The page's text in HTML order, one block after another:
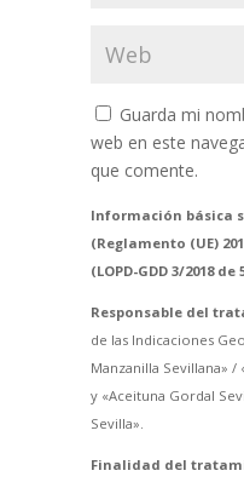
Guarda mi
web en este
que comente.
Información básica
(Reglamento (UE)
(LOPD-GDD 3/2018
Responsable del
de las Indicaciones
Manzanilla Sevillana» /
y «Aceituna Gordal
Sevilla».
Finalidad del